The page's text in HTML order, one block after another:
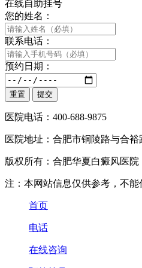
在线自助挂号
您的姓名：
联系电话：
预约日期：
医院电话：400-688-9875
医院地址：合肥市铜陵路与合
版权所有：合肥华夏白癜风医院
注：本网站信息仅供参考，不
首页
电话
在线咨询